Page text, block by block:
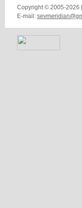
Copyright © 2005-2026
E-mail: